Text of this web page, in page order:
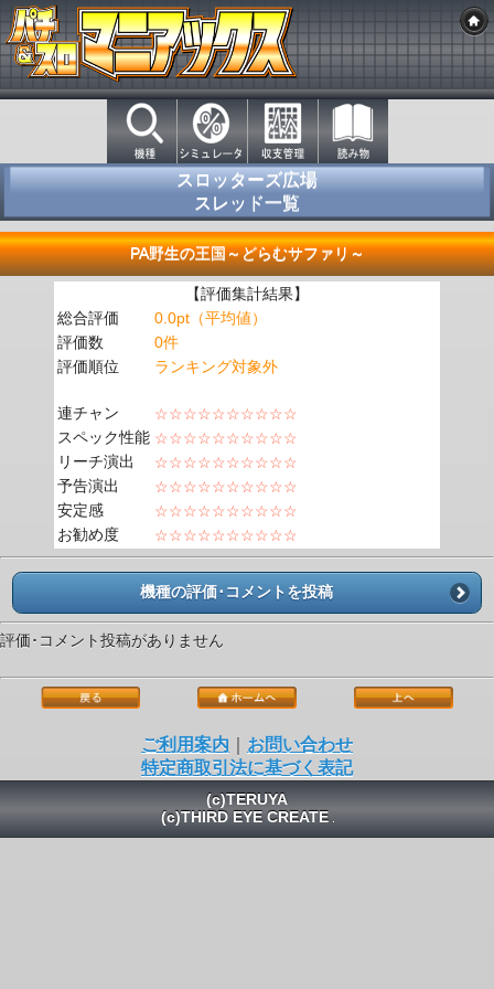
スロッターズ広場
スレッド一覧
PA野生の王国～どらむサファリ～
【評価集計結果】
総合評価
0.0pt（平均値）
評価数
0件
評価順位
ランキング対象外
連チャン
☆☆☆☆☆☆☆☆☆☆
スペック性能 ☆☆☆☆☆☆☆☆☆☆
リーチ演出
☆☆☆☆☆☆☆☆☆☆
予告演出
☆☆☆☆☆☆☆☆☆☆
安定感
☆☆☆☆☆☆☆☆☆☆
お勧め度
☆☆☆☆☆☆☆☆☆☆
機種の評価･コメントを投稿
評価･コメント投稿がありません
ご利用案内
お問い合わせ
特定商取引法に基づく表記
(c)TERUYA
(c)THIRD EYE CREATE